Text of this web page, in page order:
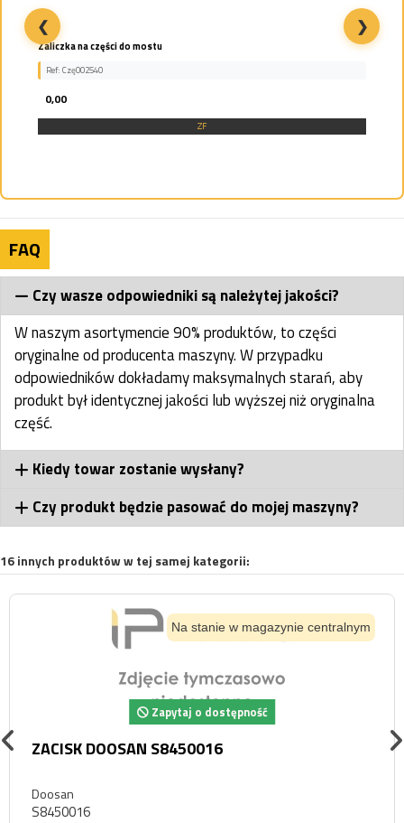
Zaliczka na części do mostu
Ref: Czę002540
0,00
ZF
❮ ❯
FAQ
Czy wasze odpowiedniki są należytej jakości?
W naszym asortymencie 90% produktów, to części
oryginalne od producenta maszyny. W przypadku
odpowiedników dokładamy maksymalnych starań, aby
produkt był identycznej jakości lub wyższej niż oryginalna
część.
Kiedy towar zostanie wysłany?
Czy produkt będzie pasować do mojej maszyny?
16 innych produktów w tej samej kategorii:
Na stanie w magazynie centralnym
Zapytaj o dostępność
ZACISK DOOSAN S8450016
Doosan
S8450016